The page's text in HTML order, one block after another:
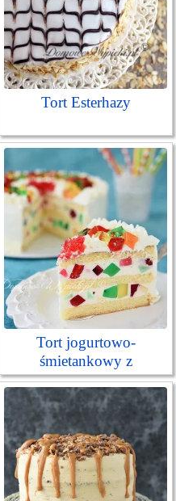
Tort Esterhazy
Tort jogurtowo-
śmietankowy z
galaretkami